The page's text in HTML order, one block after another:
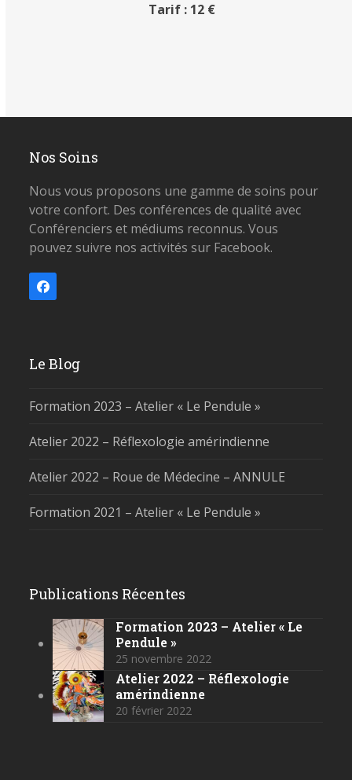
Tarif : 12 €
Nos Soins
Nous vous proposons une gamme de soins pour
votre confort. Des conférences de qualité avec
Conférenciers et médiums reconnus. Vous
pouvez suivre nos activités sur Facebook.
Facebook
Le Blog
Formation 2023 – Atelier « Le Pendule »
Atelier 2022 – Réflexologie amérindienne
Atelier 2022 – Roue de Médecine – ANNULE
Formation 2021 – Atelier « Le Pendule »
Publications Récentes
Formation 2023 – Atelier « Le
Pendule »
25 novembre 2022
Atelier 2022 – Réflexologie
amérindienne
20 février 2022